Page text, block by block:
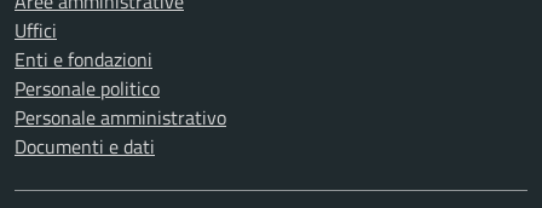
Uffici
Enti e fondazioni
Personale politico
Personale amministrativo
Documenti e dati